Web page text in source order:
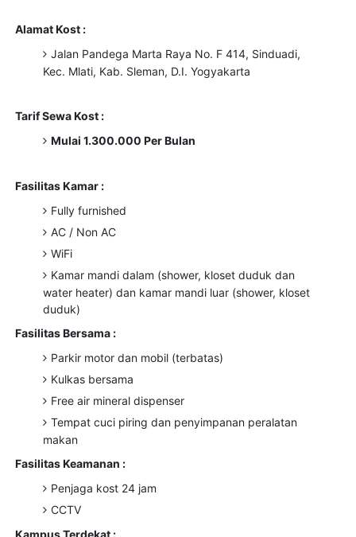
Alamat Kost :
Jalan Pandega Marta Raya No. F 414, Sinduadi,
Kec. Mlati, Kab. Sleman, D.I. Yogyakarta
Tarif Sewa Kost :
Mulai 1.300.000 Per Bulan
Fasilitas Kamar :
Fully furnished
AC / Non AC
WiFi
Kamar mandi dalam (shower, kloset duduk dan
water heater) dan kamar mandi luar (shower, kloset
duduk)
Fasilitas Bersama :
Parkir motor dan mobil (terbatas)
Kulkas bersama
Free air mineral dispenser
Tempat cuci piring dan penyimpanan peralatan
makan
Fasilitas Keamanan :
Penjaga kost 24 jam
CCTV
Kampus Terdekat :